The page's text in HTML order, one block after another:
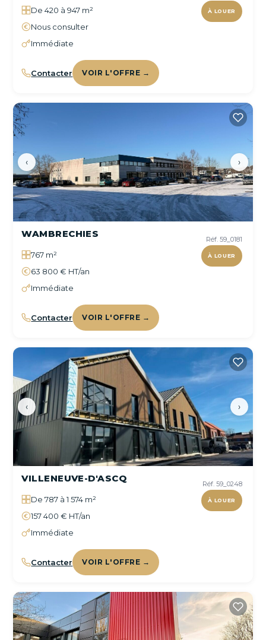
À LOUER
De 420 à 947 m²
Nous consulter
Immédiate
Contacter VOIR L'OFFRE →
‹ ›
Réf. 59_0181
À LOUER
WAMBRECHIES
767 m²
63 800 € HT/an
Immédiate
Contacter VOIR L'OFFRE →
‹ ›
Réf. 59_0248
À LOUER
VILLENEUVE-D'ASCQ
De 787 à 1 574 m²
157 400 € HT/an
Immédiate
Contacter VOIR L'OFFRE →